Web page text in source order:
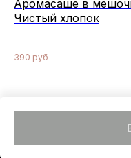
Аромасаше в
Чистый хлопок
390 руб
Made